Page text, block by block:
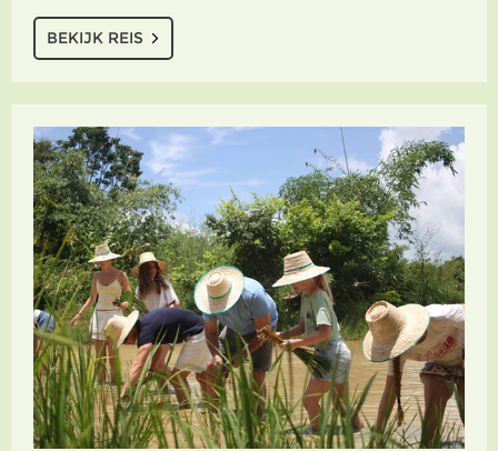
BEKIJK REIS